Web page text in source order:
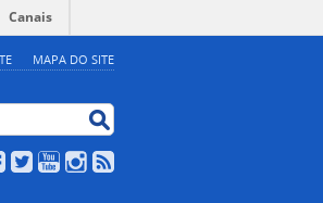
MAPA DO SITE
Canais
Facebook
TwitterYouTubeInstagram